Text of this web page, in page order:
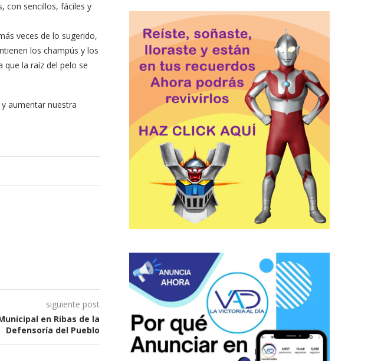
con sencillos, fáciles y
veces de lo sugerido,
los champús y los
la raíz del pelo se
aumentar nuestra
siguiente post
en Ribas de la
Defensoría del Pueblo